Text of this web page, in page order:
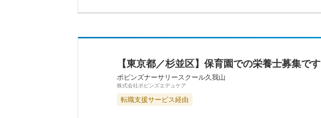
【東京都／杉並区】保育園での栄養士募集です
ポピンズナーサリースクール久我山
株式会社ポピンズエデュケア
転職支援サービス経由